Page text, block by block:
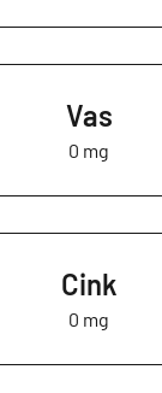
Vas
0 mg
Cink
0 mg